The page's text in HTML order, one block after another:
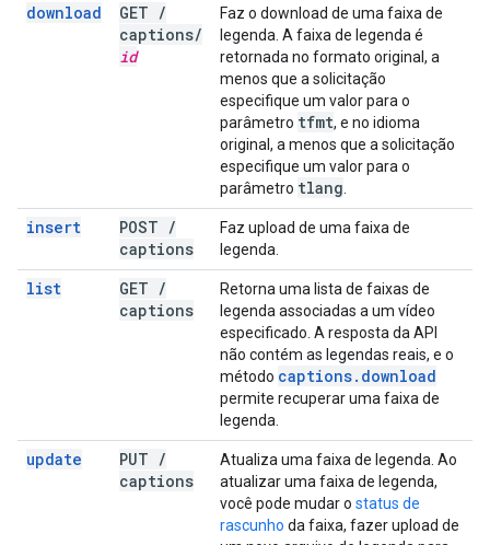
download GET /
captions/
id
Faz o download de uma faixa de
legenda. A faixa de legenda é
retornada no formato original, a
menos que a solicitação
especifique um valor para o
parâmetro tfmt, e no idioma
original, a menos que a solicitação
especifique um valor para o
parâmetro tlang
insert POST /
captions
Faz upload de uma faixa de
legenda.
list GET /
captions
Retorna uma lista de faixas de
legenda associadas a um vídeo
especificado. A resposta da API
não contém as legendas reais, e o
método captions. download
permite recuperar uma faixa de
legenda.
update PUT /
captions
Atualiza uma faixa de legenda. Ao
atualizar uma faixa de legenda,
você pode mudar o status de
rascunho da faixa, fazer upload de